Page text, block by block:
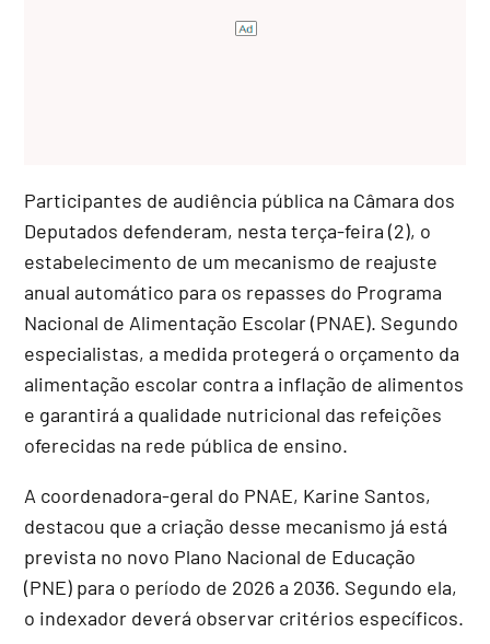
Participantes de audiência pública na Câmara dos
Deputados defenderam, nesta terça-feira (2), o
estabelecimento de um mecanismo de reajuste
anual automático para os repasses do Programa
Nacional de Alimentação Escolar (PNAE). Segundo
especialistas, a medida protegerá o orçamento da
alimentação escolar contra a inflação de alimentos
e garantirá a qualidade nutricional das refeições
oferecidas na rede pública de ensino.
A coordenadora-geral do PNAE, Karine Santos,
destacou que a criação desse mecanismo já está
prevista no novo Plano Nacional de Educação
(PNE) para o período de 2026 a 2036. Segundo ela,
o indexador deverá observar critérios específicos.